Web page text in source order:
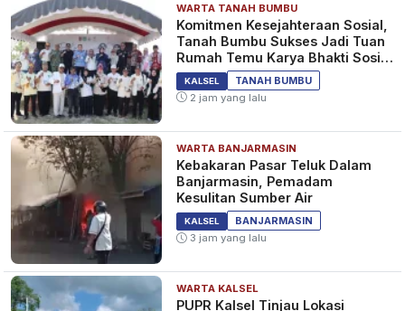
WARTA TANAH BUMBU
Komitmen Kesejahteraan Sosial,
Tanah Bumbu Sukses Jadi Tuan
Rumah Temu Karya Bhakti Sosial
PSM Ke-23
KALSEL
TANAH BUMBU
2 jam yang lalu
WARTA BANJARMASIN
Kebakaran Pasar Teluk Dalam
Banjarmasin, Pemadam
Kesulitan Sumber Air
KALSEL
BANJARMASIN
3 jam yang lalu
WARTA KALSEL
PUPR Kalsel Tinjau Lokasi